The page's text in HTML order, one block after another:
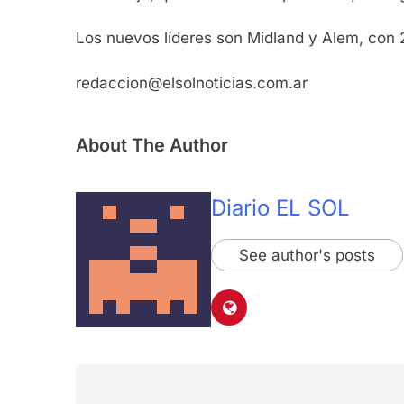
Los nuevos líderes son Midland y Alem, con
redaccion@elsolnoticias.com.ar
About The Author
Diario EL SOL
See author's posts